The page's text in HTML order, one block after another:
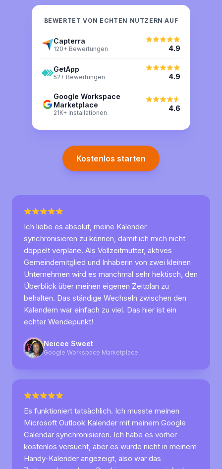
BEWERTET VON ECHTEN NUTZERN AUF
Capterra
120+ Bewertungen 4.9
GetApp
52+ Bewertungen 4.9
Google Workspace
Marketplace
21K+ Installationen
4.6
Kostenlos starten
Ich liebe es absolut, meine Kalender
synchronisieren zu können, damit ich mich nicht
doppelt verplane. Als Vollzeitmutter, aktives
Gemeindemitglied und Inhaberin von zwei kleinen
Unternehmen wird es manchmal sehr hektisch, den
Überblick über meinen eigenen Zeitplan zu
behalten. Das ständige Wechseln zwischen den
Kalendern war einfach zu viel. Das hier ist ein
echter Wendepunkt!
Neicee Sweet
Google Workspace Marketplace
Es funktioniert tatsächlich. Ich musste meinen
Microsoft Outlook Kalender mit meinem Google
Calendar synchronisieren. Ich habe es vorher
kostenlos versucht, aber es wurde nicht in meinem
Handy-Kalender angezeigt, also war das